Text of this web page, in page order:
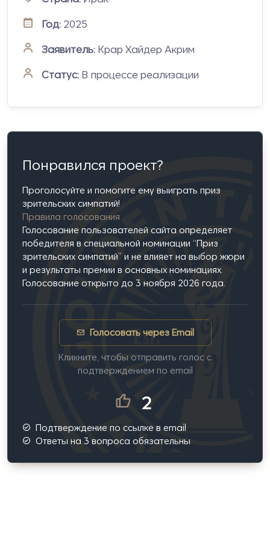
Год: 2025
Заявитель: Крар Хайдер Акрим
Статус: В процессе реализации
Понравился проект?
Проголосуйте и помогите ему выиграть приз
зрительских симпатий!
Правила голосования
Голосование пользователей сайта определяет
победителя в специальной номинации “Приз
зрительских симпатий” и не влияет на выбор жюри
и результаты премии в основных номинациях.
Голосование открыто до 3 ноября 2026 года.
Голосовать через Email
Кликните, чтобы отправить голос с
подтверждением по email
2
Подтверждение по ссылке в email
Ответы на 3 вопроса обязательны